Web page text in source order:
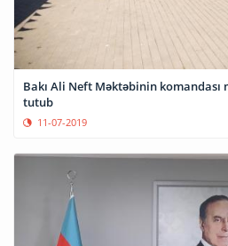
Bakı Ali Neft Məktəbinin
tutub
11-07-2019